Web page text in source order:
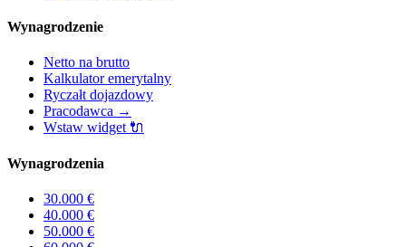
Wynagrodzenie
Netto na brutto
Kalkulator emerytalny
Ryczałt dojazdowy
Pracodawca →
Wstaw widget 🔌
Wynagrodzenia
30.000 €
40.000 €
50.000 €